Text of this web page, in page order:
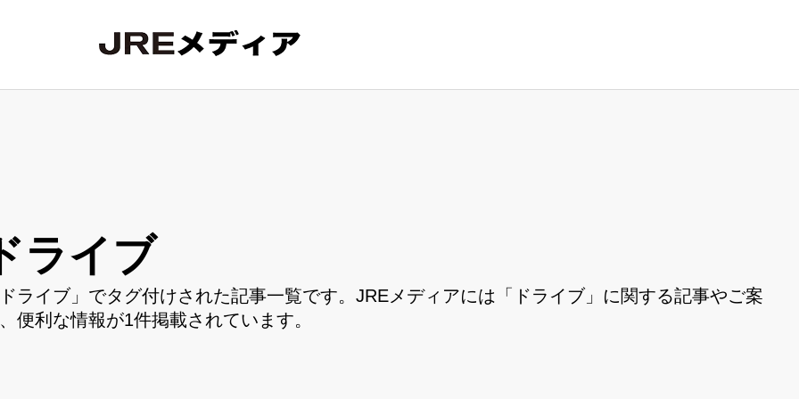
ライブ
ライブ」でタグ付けされた記事一覧です。JREメディアには「ドライブ」に関する記事やご案
便利な情報が1件掲載されています。